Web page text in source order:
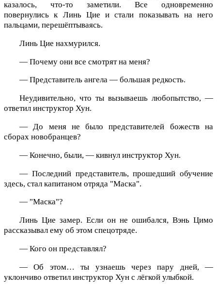
казалось, что-то заметили. Все одновременно
повернулись к Линь Цие и стали показывать на него
пальцами, перешёптываясь.
Линь Цие нахмурился.
— Почему они все смотрят на меня?
— Представитель ангела — большая редкость.
Неудивительно, что ты вызываешь любопытство, —
ответил инструктор Хун.
— До меня не было представителей божеств на
сборах новобранцев?
— Конечно, были, — кивнул инструктор Хун.
— Последний представитель, прошедший обучение
здесь, стал капитаном отряда "Маска".
— "Маска"?
Линь Цие замер. Если он не ошибался, Вэнь Цимо
рассказывал ему об этом спецотряде.
— Кого он представлял?
— Об этом… ты узнаешь через пару дней, —
уклончиво ответил инструктор Хун с лёгкой улыбкой.